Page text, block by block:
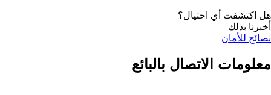
هل اكتشفت أي احتيال؟
أخبرنا بذلك
نصائح للأمان
معلومات الاتصال بالبائع